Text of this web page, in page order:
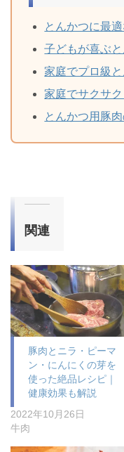
とんかつに最
子どもが喜ぶ
家庭でプロ級
家庭でサクサ
とんかつ用豚
関連
豚肉とニラ・ピーマ
ン・にんにくの芽を
使った絶品レシピ｜
健康効果も解説
2022年10月26日
牛肉